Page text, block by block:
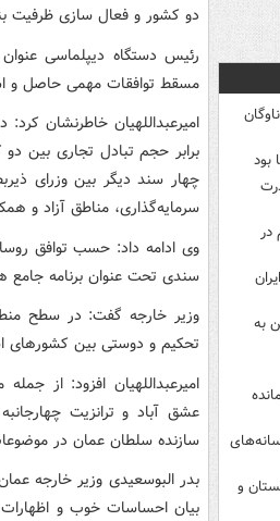
بود
در
به
و
دو کشور و فعال سازی ظرفیت
رئیس دستگاه دیپلماسی
مسقط توافقات مهمی حاصل و
برابر حجم تبادل تجاری بین
چهار سند دیگر بین وزرای
سرمایه‌گذاری، مناطق آزاد و
وی ادامه داد: حسب توافق
سندی تحت عنوان برنامه جامع
وزیر خارجه گفت:‌ در سطح
تحکیم و دوستی بین کشورهای
امیرعبداللهیان افزود: از
عشق آباد و ترانزیت
سازنده سلطان عمان در
بدر البوسعیدی وزیر خارجه
بیان احساسات خوب و